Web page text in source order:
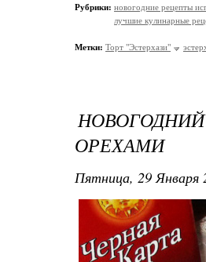
Рубрики: новогодние рецепты
лучшие кулинарные
Метки: Торт "Эстерхази"
ОРЕХАМИ
Пятница, 29 Января